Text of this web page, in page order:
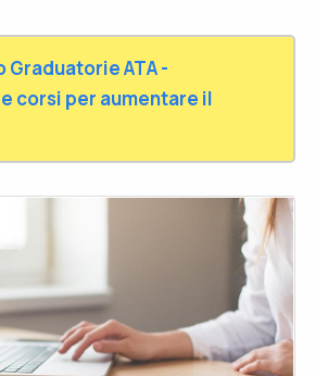
ATA -
corsi per aumentare il